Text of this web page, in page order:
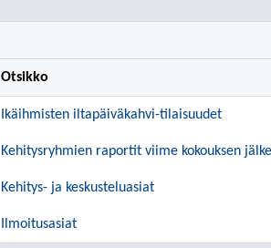
Otsikko
Ikäihmisten iltapäiväkahvi-tilaisuudet
Kehitysryhmien raportit viime kokouksen
Kehitys- ja keskusteluasiat
Ilmoitusasiat